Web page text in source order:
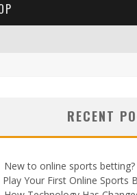
RECENT
New to online sports
Your First Online Sports